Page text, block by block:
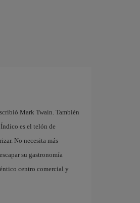
Mark Twain. También
es el telón de
No necesita más
su gastronomía
centro comercial y